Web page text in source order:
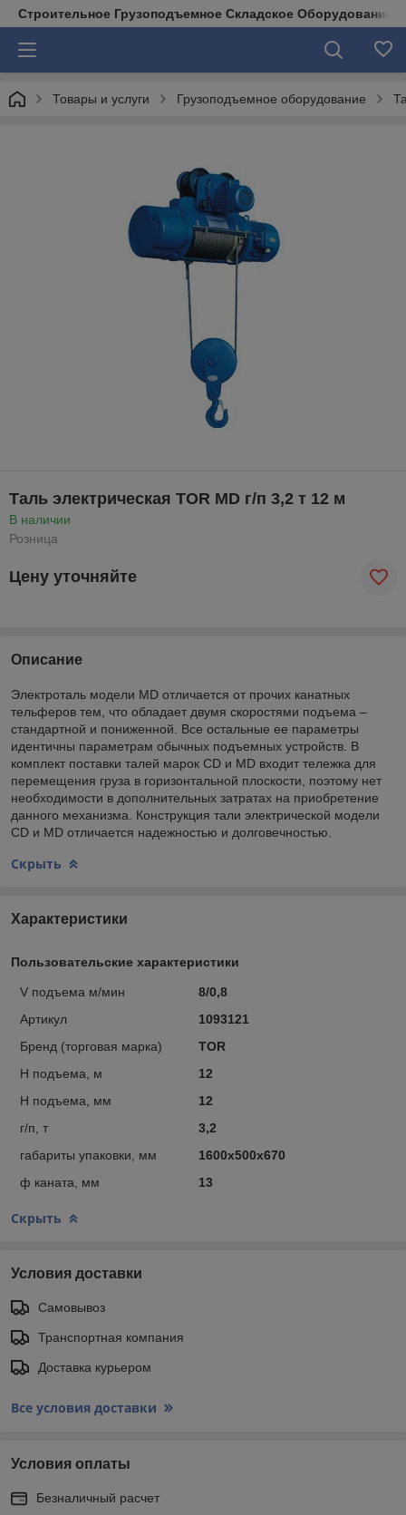
Строительное Грузоподъемное Складское Оборудование
Товары и услуги Грузоподъемное оборудование
Таль электрическая TOR MD г/п 3,2 т 12 м
В наличии
Розница
Цену уточняйте
Описание
Электроталь модели MD отличается от прочих канатных
тельферов тем, что обладает двумя скоростями подъема –
стандартной и пониженной. Все остальные ее параметры
идентичны параметрам обычных подъемных устройств. В
комплект поставки талей марок CD и MD входит тележка для
перемещения груза в горизонтальной плоскости, поэтому нет
необходимости в дополнительных затратах на приобретение
данного механизма. Конструкция тали электрической модели
CD и MD отличается надежностью и долговечностью.
Скрыть
Характеристики
Пользовательские характеристики
V подъема м/мин
8/0,8
Артикул
1093121
Бренд (торговая марка)
TOR
Н подъема, м
12
Н подъема, мм
12
г/п, т
3,2
габариты упаковки, мм
1600х500х670
ф каната, мм
13
Скрыть
Условия доставки
Самовывоз
Транспортная компания
Доставка курьером
Все условия доставки
Условия оплаты
Безналичный расчет